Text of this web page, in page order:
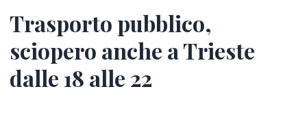
Trasporto pubblico,
sciopero anche a Trieste
dalle 18 alle 22